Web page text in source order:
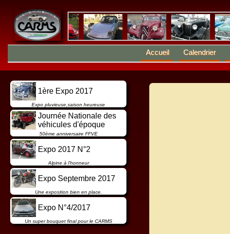
Accueil Calendrier
1ère Expo 2017
Expo pluvieuse,saison heureuse
Journée Nationale des
véhicules d'époque
50ème anniversaire FFVE
Expo 2017 N°2
Alpine à l'honneur
Expo Septembre 2017
Une exposition bien en place.
Expo N°4/2017
Un super bouquet final pour le CARMS